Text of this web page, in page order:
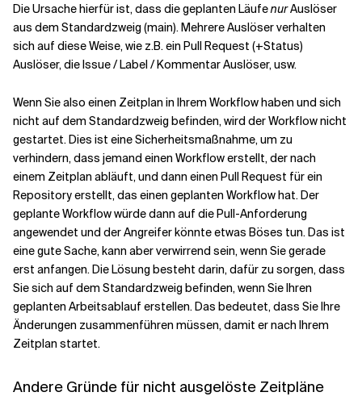
Die Ursache hierfür ist, dass die geplanten LäufenurAuslöser
aus dem Standardzweig (main). Mehrere Auslöser verhalten
sich auf diese Weise, wie z.B. ein Pull Request (+Status)
Auslöser, die Issue / Label / Kommentar Auslöser, usw.
Wenn Sie also einen Zeitplan in Ihrem Workflow haben und sich
nicht auf dem Standardzweig befinden, wird der Workflow nicht
gestartet. Dies ist eine Sicherheitsmaßnahme, um zu
verhindern, dass jemand einen Workflow erstellt, der nach
einem Zeitplan abläuft, und dann einen Pull Request für ein
Repository erstellt, das einen geplanten Workflow hat. Der
geplante Workflow würde dann auf die Pull-Anforderung
angewendet und der Angreifer könnte etwas Böses tun. Das ist
eine gute Sache, kann aber verwirrend sein, wenn Sie gerade
erst anfangen. Die Lösung besteht darin, dafür zu sorgen, dass
Sie sich auf dem Standardzweig befinden, wenn Sie Ihren
geplanten Arbeitsablauf erstellen. Das bedeutet, dass Sie Ihre
Änderungen zusammenführen müssen, damit er nach Ihrem
Zeitplan startet.
Andere Gründe für nicht ausgelöste Zeitpläne